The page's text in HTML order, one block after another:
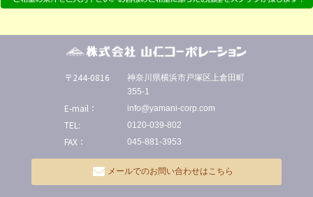
〒244-0816
神奈川県横浜市戸塚区上倉田町
355-1
E-mail： info@yamani-corp.com
TEL: 0120-039-802
FAX： 045-881-3953
メールでのお問い合わせはこちら